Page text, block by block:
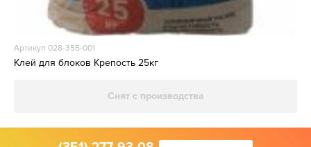
Артикул 028-355-001
Клей для блоков Крепость 25кг
Снят с производства